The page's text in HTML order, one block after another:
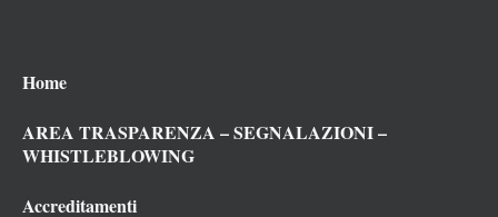
Home
AREA TRASPARENZA – SEGNALAZIONI –
WHISTLEBLOWING
Accreditamenti